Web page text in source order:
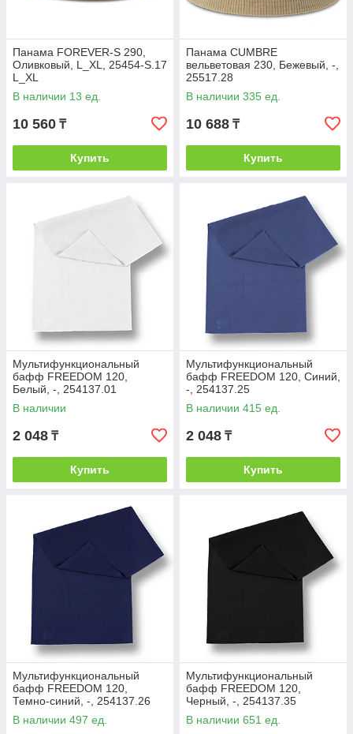
Панама FOREVER-S 290,
Оливковый, L_XL, 25454-S.17
L_XL
В наличии 13 ед.
10 560 ₸
Купить
Панама CUMBRE
вельветовая 230, Бежевый, -,
25517.28
В наличии 335 ед.
10 688 ₸
Купить
Мультифункциональный
бафф FREEDOM 120,
Белый, -, 254137.01
В наличии
2 048 ₸
Купить
Мультифункциональный
бафф FREEDOM 120, Синий,
-, 254137.25
В наличии 415 ед.
2 048 ₸
Купить
Мультифункциональный
бафф FREEDOM 120,
Темно-синий, -, 254137.26
В наличии 497 ед.
Мультифункциональный
бафф FREEDOM 120,
Черный, -, 254137.35
В наличии 651 ед.